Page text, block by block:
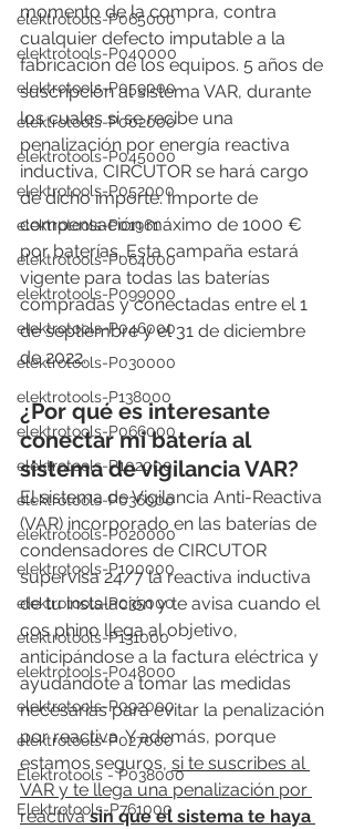
elektrotools-P065000
elektrotools-P040000
elektrotools-P059000
elektrotools-P002000
elektrotools-P045000
elektrotools-P052000
elektrotools-P01961
elektrotools-P064000
elektrotools-P099000
elektrotools-P046000
elektrotools-P030000
elektrotools-P138000
elektrotools-P066000
elektrotools-P102000
elektrotools-P036000
elektrotools-P020000
elektrotools-P100000
elektrotools-P035000
elektrotools-P131000
elektrotools-P048000
elektrotools-P092000
elektrotools-P027000
Elektrotools - P038000
Elektrotools-P761000
momento de la compra, contra
cualquier defecto imputable a la
fabricación de los equipos. 5 años de
suscripción al sistema VAR, durante
los cuales si se recibe una
penalización por energía reactiva
inductiva, CIRCUTOR se hará cargo
de dicho importe. Importe de
compensación máximo de 1000 €
por baterías. Esta campaña estará
vigente para todas las baterías
compradas y conectadas entre el 1
de septiembre y el 31 de diciembre
de 2022.
¿Por qué es interesante
conectar mi batería al
sistema de vigilancia VAR?
El sistema de Vigilancia Anti-Reactiva
(VAR) incorporado en las baterías de
condensadores de CIRCUTOR
supervisa 24/7 la reactiva inductiva
de tu instalación y te avisa cuando el
cos phino llega al objetivo,
anticipándose a la factura eléctrica y
ayudándote a tomar las medidas
necesarias para evitar la penalización
por reactiva. Y además, porque
estamos seguros, si te suscribes al
VAR y te llega una penalización por
reactiva sin que el sistema te haya